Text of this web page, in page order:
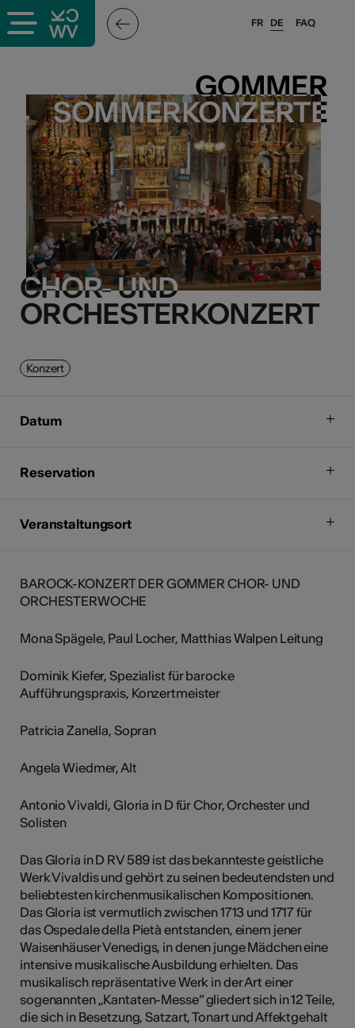
FAQ
FR DE
GOMMER
SOMMERKONZERTE
CHOR- UND
ORCHESTERKONZERT
GOMMER
SOMMERKONZERTE
CHOR- UND
ORCHESTERKONZERT
Konzert
Datum
Reservation
Veranstaltungsort
BAROCK-KONZERT DER GOMMER CHOR- UND
ORCHESTERWOCHE
Mona Spägele, Paul Locher, Matthias Walpen Leitung
Dominik Kiefer, Spezialist für barocke
Aufführungspraxis, Konzertmeister
Patricia Zanella, Sopran
Angela Wiedmer, Alt
Antonio Vivaldi, Gloria in D für Chor, Orchester und
Solisten
Das Gloria in D RV 589 ist das bekannteste geistliche
Werk Vivaldis und gehört zu seinen bedeutendsten und
beliebtesten kirchenmusikalischen Kompositionen.
Das Gloria ist vermutlich zwischen 1713 und 1717 für
das Ospedale della Pietà entstanden, einem jener
Waisenhäuser Venedigs, in denen junge Mädchen eine
intensive musikalische Ausbildung erhielten. Das
musikalisch repräsentative Werk in der Art einer
sogenannten „Kantaten-Messe“ gliedert sich in 12 Teile,
die sich in Besetzung, Satzart, Tonart und Affektgehalt